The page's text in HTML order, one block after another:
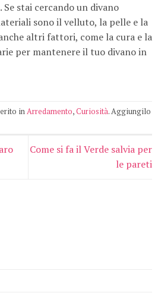
stai cercando un divano
sono il velluto, la pelle e la
altri fattori, come la cura e la
per mantenere il tuo divano in
inArredamento,Curiosità. Aggiungilo
Come si fa il Verde salvia per
le pareti